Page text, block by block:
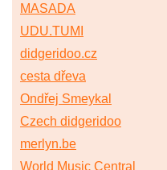
MASADA
UDU.TUMI
didgeridoo.cz
cesta dřeva
Ondřej Smeykal
Czech didgeridoo
merlyn.be
World Music Central